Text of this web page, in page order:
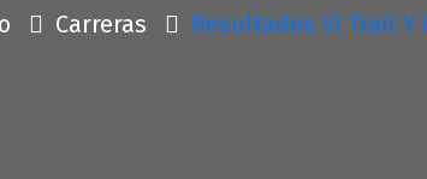
Carreras Resultados VI Trail Y